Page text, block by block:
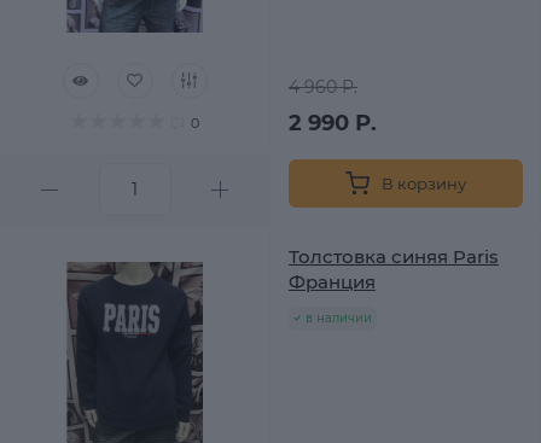
0
4 960 Р.
2 990 Р.
В корзину
Толстовка синяя Paris
Франция
в наличии